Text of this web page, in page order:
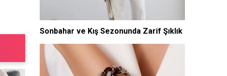
Sonbahar ve Kış Sezonunda Zarif Şıklık